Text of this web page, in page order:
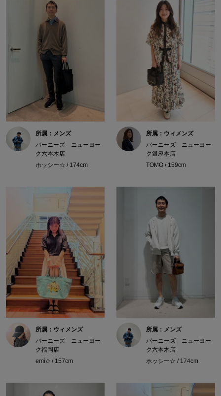
所属：メンズ
バーニーズ ニューヨー
ク六本木店
ホッシー☆ / 174cm
所属：ウィメンズ
バーニーズ ニューヨー
ク銀座本店
TOMO / 159cm
所属：ウィメンズ
バーニーズ ニューヨー
ク福岡店
emi✩ / 157cm
所属：メンズ
バーニーズ ニューヨー
ク六本木店
ホッシー☆ / 174cm